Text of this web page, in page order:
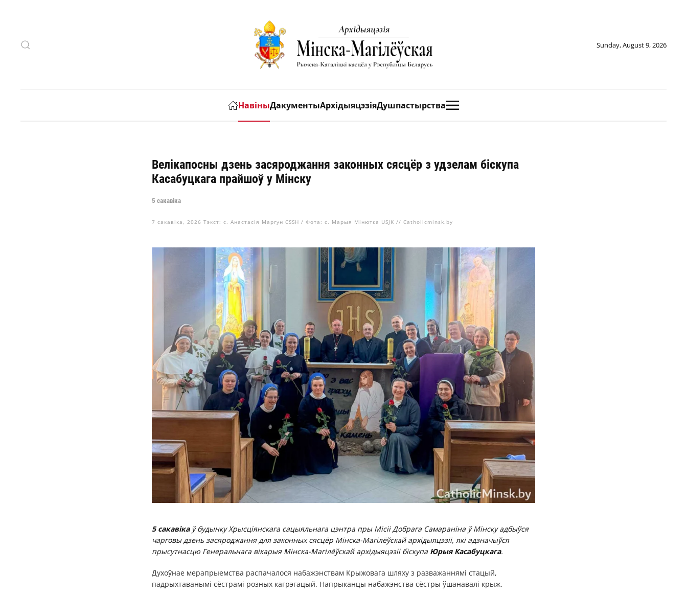
Sunday, August 9, 2026
НавіныДакументыАрхідыяцэзіяДушпастырства
Велікапосны дзень засяроджання законных сясцёр з удзелам біскупа
Касабуцкага прайшоў у Мінску
5 сакавіка
7 сакавіка, 2026 Тэкст: с. Анастасія Маргун CSSH / Фота: с. Марыя Мінютка USJK // Catholicminsk.by
5 сакавікаў будынку Хрысціянскага сацыяльнага цэнтра пры Місіі Добрага Самараніна ў Мінску адбыўся
чарговы дзень засяроджання для законных сясцёр Мінска-Магілёўскай архідыяцэзіі, які адзначыўся
прысутнасцю Генеральнага вікарыя Мінска-Магілёўскай архідыяцэзіі біскупа Юрыя Касабуцкага.
Духоўнае мерапрыемства распачалося набажэнствам Крыжовага шляху з разважаннямі стацый,
падрыхтаванымі сёстрамі розных кагрэгацый. Напрыканцы набажэнства сёстры ўшанавалі крыж.